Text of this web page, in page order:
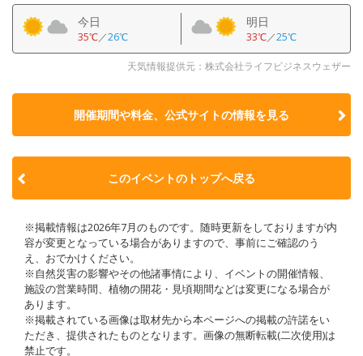
今日
35℃／26℃
明日
33℃／25℃
天気情報提供元：株式会社ライフビジネスウェザー
開催期間や料金、公式サイトの情報を見る
このイベントのトップへ戻る
※掲載情報は2026年7月のものです。随時更新をしておりますが内
容が変更となっている場合がありますので、事前にご確認のう
え、おでかけください。
※自然災害の影響やその他諸事情により、イベントの開催情報、
施設の営業時間、植物の開花・見頃期間などは変更になる場合が
あります。
※掲載されている画像は取材先から本ページへの掲載の許諾をい
ただき、提供されたものとなります。画像の無断転載(二次使用)は
禁止です。